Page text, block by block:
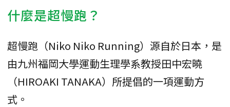
什麼是超慢跑？
超慢跑（Niko Niko Running）源自於日本，是
由九州福岡大學運動生理學系教授田中宏曉
（HIROAKI TANAKA）所提倡的一項運動方
式。